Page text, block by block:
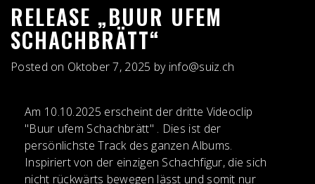
RELEASE „BUUR UFEM
SCHACHBRÄTT“
Posted on Oktober 7, 2025 by info@suiz.ch
Am 10.10.2025 erscheint der dritte Videoclip
"Buur ufem Schachbrätt" . Dies ist der
persönlichste Track des ganzen Albums.
Inspiriert von der einzigen Schachfigur, die sich
nicht rückwärts bewegen lässt und somit nur